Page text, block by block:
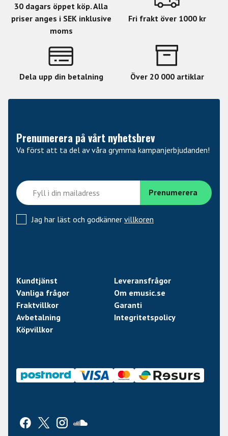
30 dagars öppet köp. Alla
priser anges i SEK inklusive
moms
Fri frakt över 1000 kr
Dela upp din betalning Över 20 000 artiklar
Prenumerera på vårt nyhetsbrev
Va först att ta del av våra grymma kampanjerbjudanden!
Jag har läst och godkänner villkoren
Kundtjänst
Leveransfrågor
Vanliga frågor
Om emusic.se
Fraktvillkor
Garanti
Avbetalning
Integritetspolicy
Köpvillkor